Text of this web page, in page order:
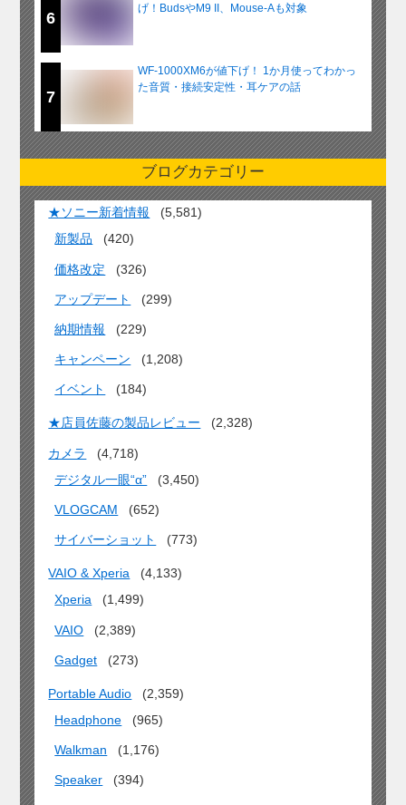
6
げ！BudsやM9 II、Mouse-Aも対象
7
WF-1000XM6が値下げ！ 1か月使ってわかっ
た音質・接続安定性・耳ケアの話
ブログカテゴリー
★ソニー新着情報
(5,581)
新製品
(420)
価格改定 (326)
アップデート (299)
納期情報 (229)
キャンペーン (1,208)
イベント (184)
★店員佐藤の製品レビュー (2,328)
カメラ
(4,718)
デジタル一眼“α”
(3,450)
VLOGCAM (652)
サイバーショット (773)
VAIO & Xperia
(4,133)
Xperia
(1,499)
VAIO (2,389)
Gadget (273)
Portable Audio
(2,359)
Headphone
(965)
Walkman (1,176)
Speaker (394)